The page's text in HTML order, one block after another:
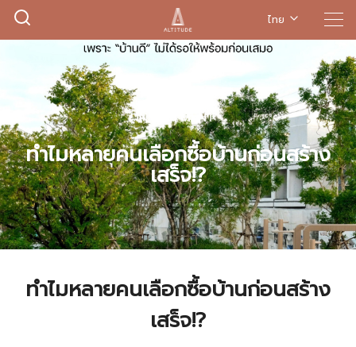
ไทย
INVESTMENT,
ทำไมหลายคนเลือกซื้อบ้านก่อนสร้าง
เสร็จ!?
ทำไมหลายคนเลือกซื้อบ้านก่อนสร้าง
เสร็จ!?